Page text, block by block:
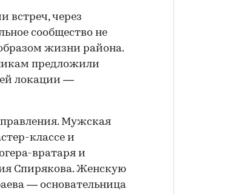
встреч, через
сообщество не
жизни района.
предложили
локации —
Мужская
классе и
вратаря и
Спирякова. Женскую
— основательница